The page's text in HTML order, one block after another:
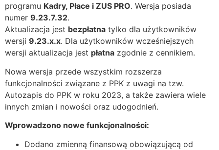
programu Kadry, Płace i ZUS PRO. Wersja posiada
numer 9.23.7.32.
Aktualizacja jest bezpłatna tylko dla użytkowników
wersji 9.23.x.x. Dla użytkowników wcześniejszych
wersji aktualizacja jest płatna zgodnie z cennikiem.
Nowa wersja przede wszystkim rozszerza
funkcjonalności związane z PPK z uwagi na tzw.
Autozapis do PPK w roku 2023, a także zawiera wiele
innych zmian i nowości oraz udogodnień.
Wprowadzono nowe funkcjonalności:
Dodano zmienną finansową obowiązującą od